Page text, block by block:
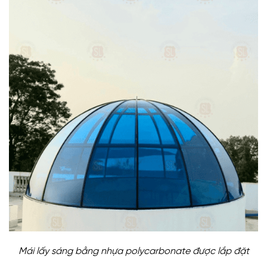
Mái lấy sáng bằng nhựa polycarbonate được lắp đặt